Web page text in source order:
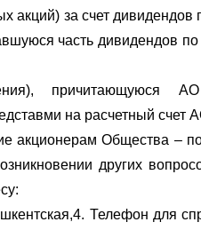
акций) за счет
часть дивидендов
причитающуюся АО
на расчетный счет
акционерам Общества –
других
Телефон для